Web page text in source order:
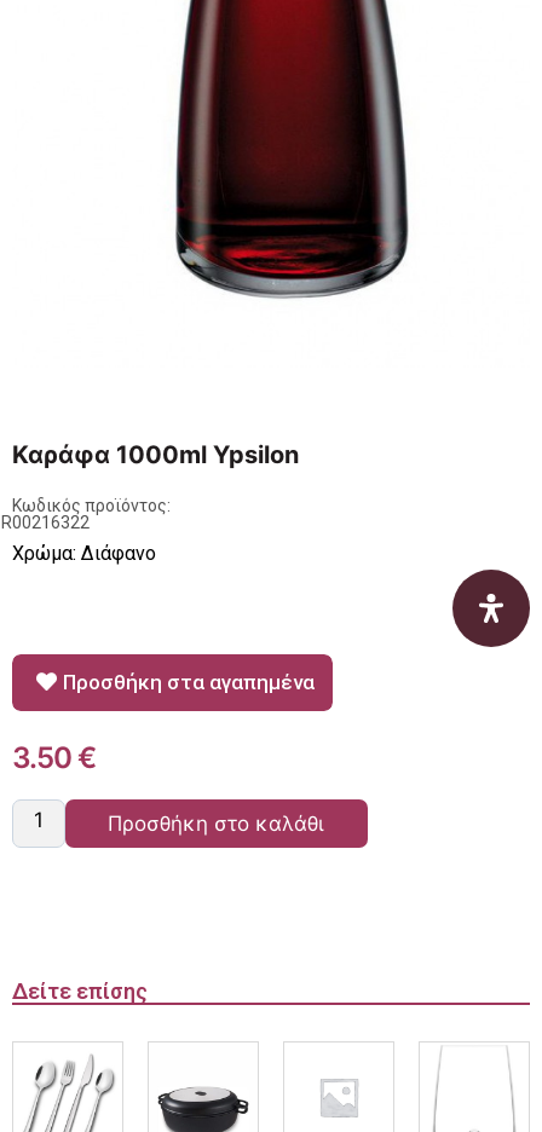
Καράφα 1000ml Ypsilon
Κωδικός προϊόντος:
Χρώμα: Διάφανο
Προσθήκη στα αγαπημένα
3.50€
Προσθήκη στο καλάθι
Δείτε επίσης